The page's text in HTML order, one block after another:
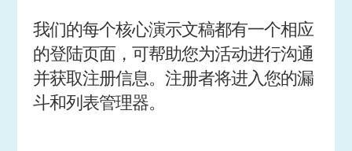
我们的每个核心演示文稿都有一个相应
的登陆页面，可帮助您为活动进行沟通
并获取注册信息。注册者将进入您的漏
斗和列表管理器。